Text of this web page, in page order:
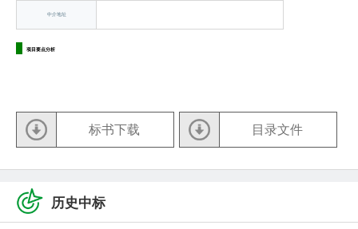
中介地址
项目要点分析
标书下载 目录文件
历史中标